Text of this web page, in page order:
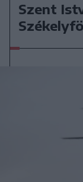
Szent